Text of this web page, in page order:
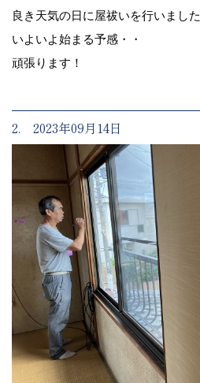
良き天気の日に屋祓いを行いました
いよいよ始まる予感・・
頑張ります！
2. 2023年09月14日